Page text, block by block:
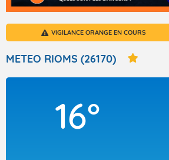
TOUS LES RÉSULTATS
Articles
VIGILANCE ORANGE EN COURS
METEO RIOMS (26170)
16°